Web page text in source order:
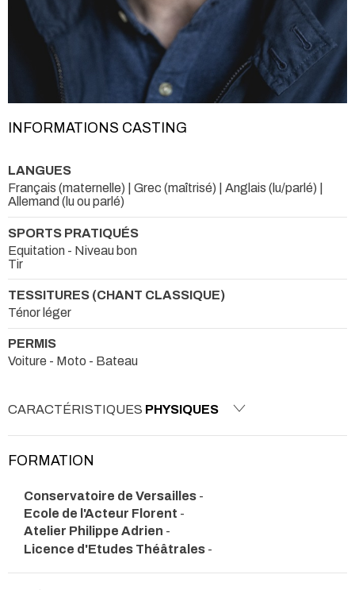
INFORMATIONS CASTING
LANGUES
Français (maternelle) | Grec (maîtrisé) | Anglais (lu/parlé) |
Allemand (lu ou parlé)
SPORTS PRATIQUÉS
Equitation - Niveau bon
Tir
TESSITURES (CHANT CLASSIQUE)
Ténor léger
PERMIS
Voiture - Moto - Bateau
CARACTÉRISTIQUES PHYSIQUES
FORMATION
Conservatoire de Versailles -
Ecole de l'Acteur Florent -
Atelier Philippe Adrien -
Licence d'Etudes Théâtrales -